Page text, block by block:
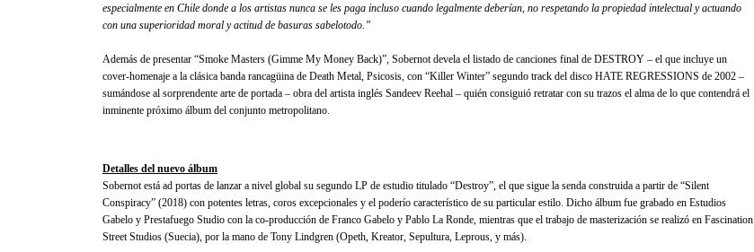
especialmente en Chile donde a los artistas nunca se les paga incluso cuando legalmente deberían, no respetando la propiedad intelectual y actuando
con una superioridad moral y actitud de basuras sabelotodo.”
Además de presentar “Smoke Masters (Gimme My Money Back)”, Sobernot devela el listado de canciones final de DESTROY – el que incluye un
cover-homenaje a la clásica banda rancagüina de Death Metal, Psicosis, con “Killer Winter” segundo track del disco HATE REGRESSIONS de 2002 –
sumándose al sorprendente arte de portada – obra del artista inglés Sandeev Reehal – quién consiguió retratar con su trazos el alma de lo que contendrá el
inminente próximo álbum del conjunto metropolitano.
Detalles del nuevo álbum
Sobernot está ad portas de lanzar a nivel global su segundo LP de estudio titulado “Destroy”, el que sigue la senda construida a partir de “Silent
Conspiracy” (2018) con potentes letras, coros excepcionales y el poderío característico de su particular estilo. Dicho álbum fue grabado en Estudios
Gabelo y Prestafuego Studio con la co-producción de Franco Gabelo y Pablo La Ronde, mientras que el trabajo de masterización se realizó en Fascination
Street Studios (Suecia), por la mano de Tony Lindgren (Opeth, Kreator, Sepultura, Leprous, y más).